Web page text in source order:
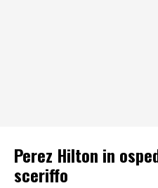
Perez Hilton in
sceriffo